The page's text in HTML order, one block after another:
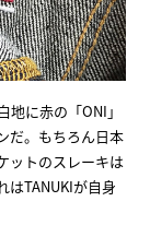
に赤の「ONI」
だ。もちろん日本
ットのスレーキは
はTANUKIが自身